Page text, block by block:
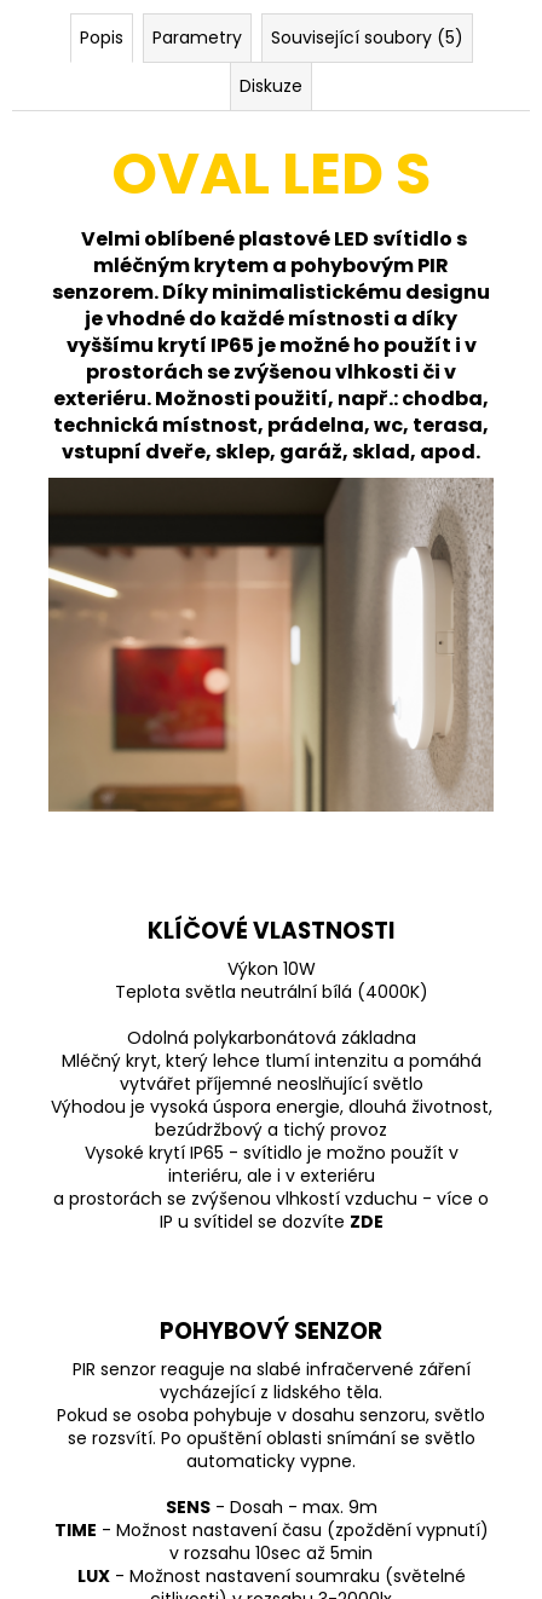
Popis Parametry
Související soubory (5)
Diskuze
OVAL LED S
Velmi oblíbené plastové LED svítidlo s
mléčným krytem a pohybovým PIR
senzorem. Díky minimalistickému designu
je vhodné do každé místnosti a díky
vyššímu krytí IP65 je možné ho použít i v
prostorách se zvýšenou vlhkosti či v
exteriéru.Možnosti použití, např.: chodba,
technická místnost, prádelna, wc, terasa,
vstupní dveře, sklep, garáž, sklad, apod.
KLÍČOVÉ VLASTNOSTI
Výkon 10W
Teplota světla neutrální bílá (4000K)
Odolná polykarbonátová základna
Mléčný kryt, který lehce tlumí intenzitu a pomáhá
vytvářet příjemné neoslňující světlo
Výhodou je vysoká úspora energie, dlouhá životnost,
bezúdržbový a tichý provoz
Vysoké krytí IP65 - svítidlo je možno použít v
interiéru, ale i v exteriéru
a prostorách se zvýšenou vlhkostí vzduchu - více o
IP u svítidel se dozvíte ZDE
POHYBOVÝ SENZOR
PIR senzor reaguje na slabé infračervené záření
vycházející z lidského těla.
Pokud se osoba pohybuje v dosahu senzoru, světlo
se rozsvítí. Po opuštění oblasti snímání se světlo
automaticky vypne.
SENS- Dosah - max. 9m
TIME - Možnost nastavení času (zpoždění vypnutí)
v rozsahu 10sec až 5min
LUX- Možnost nastavení soumraku (světelné
VANA
CHYTRÝ
REFLEKTOR
SVORKOVNICÍ
TUYA
WIFI,